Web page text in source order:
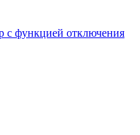
с функцией отключения